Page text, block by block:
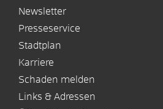
Newsletter
Presseservice
Stadtplan
Karriere
Schaden melden
Links & Adressen